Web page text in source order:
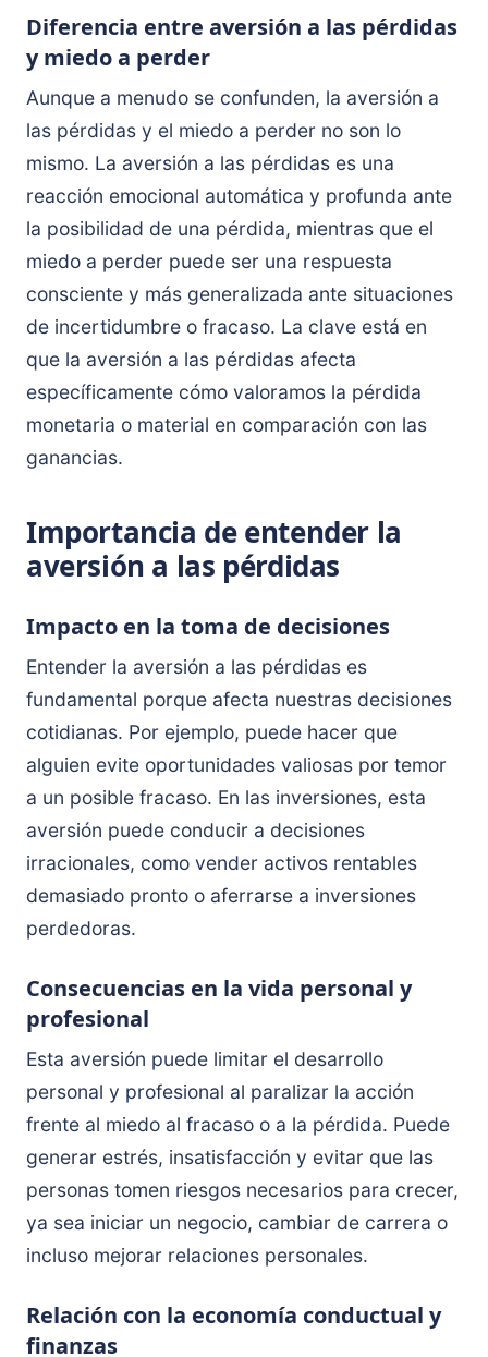
Diferencia entre aversión a las pérdidas
y miedo a perder
Aunque a menudo se confunden, la aversión a
las pérdidas y el miedo a perder no son lo
mismo. La aversión a las pérdidas es una
reacción emocional automática y profunda ante
la posibilidad de una pérdida, mientras que el
miedo a perder puede ser una respuesta
consciente y más generalizada ante situaciones
de incertidumbre o fracaso. La clave está en
que la aversión a las pérdidas afecta
específicamente cómo valoramos la pérdida
monetaria o material en comparación con las
ganancias.
Importancia de entender la
aversión a las pérdidas
Impacto en la toma de decisiones
Entender la aversión a las pérdidas es
fundamental porque afecta nuestras decisiones
cotidianas. Por ejemplo, puede hacer que
alguien evite oportunidades valiosas por temor
a un posible fracaso. En las inversiones, esta
aversión puede conducir a decisiones
irracionales, como vender activos rentables
demasiado pronto o aferrarse a inversiones
perdedoras.
Consecuencias en la vida personal y
profesional
Esta aversión puede limitar el desarrollo
personal y profesional al paralizar la acción
frente al miedo al fracaso o a la pérdida. Puede
generar estrés, insatisfacción y evitar que las
personas tomen riesgos necesarios para crecer,
ya sea iniciar un negocio, cambiar de carrera o
incluso mejorar relaciones personales.
Relación con la economía conductual y
finanzas